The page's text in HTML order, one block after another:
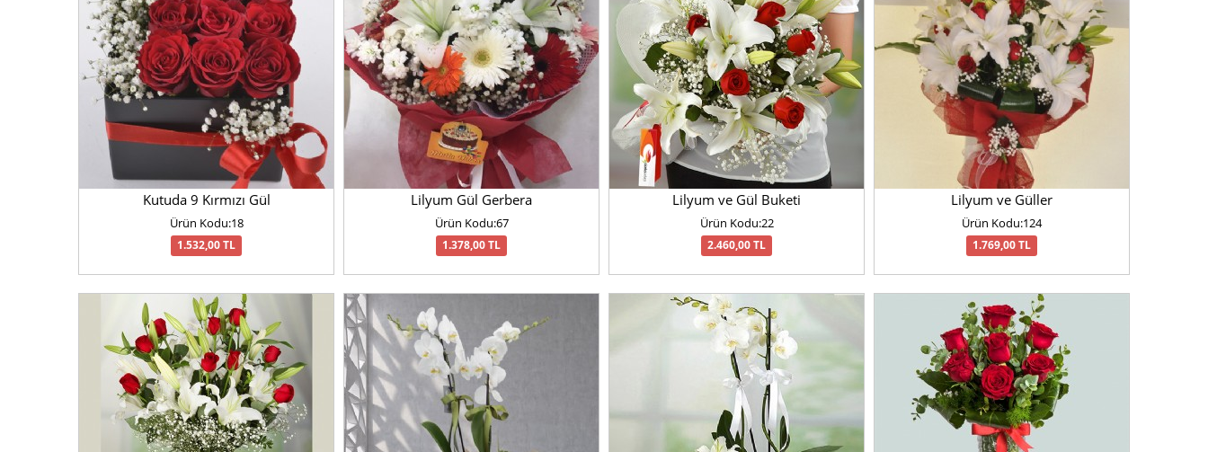
Kutuda 9 Kırmızı Gül
Ürün Kodu:18
1.532,00 TL
Lilyum Gül Gerbera
Ürün Kodu:67
1.378,00 TL
Lilyum ve Gül Buketi
Ürün Kodu:22
2.460,00 TL
Lilyum ve Güller
Ürün Kodu:124
1.769,00 TL